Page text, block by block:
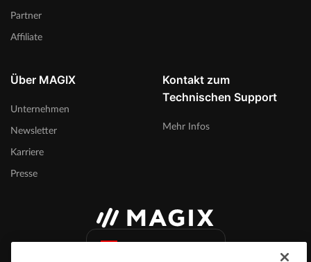
Partner
Affiliate
Über MAGIX
Unternehmen
Newsletter
Karriere
Presse
Kontakt zum
Technischen Support
Mehr Infos